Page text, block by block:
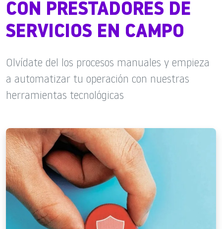
CON PRESTADORES DE
SERVICIOS EN CAMPO
Olvídate del los procesos manuales y empieza
a automatizar tu operación con nuestras
herramientas tecnológicas